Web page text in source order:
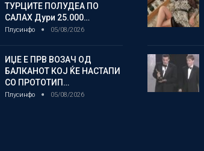
ТУРЦИТЕ ПОЛУДЕА ПО
САЛАХ Дури 25.000…
Плусинфо 05/08/2026
ИЏЕ Е ПРВ ВОЗАЧ ОД
БАЛКАНОТ КОЈ ЌЕ НАСТАПИ
СО ПРОТОТИП…
Плусинфо 05/08/2026